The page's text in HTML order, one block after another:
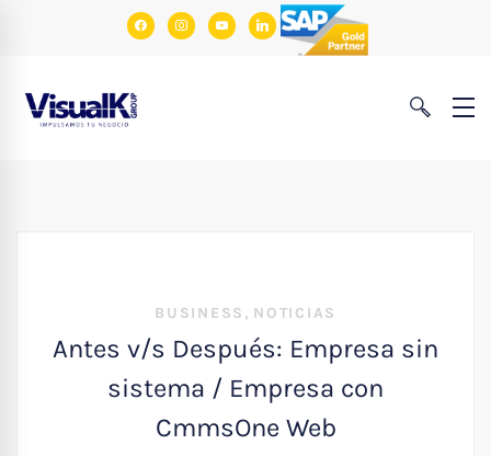
facebookinstagram
youtubelinkedin
BUSINESS , NOTICIAS
Antes v/s Después: Empresa sin
sistema / Empresa con
CmmsOne Web